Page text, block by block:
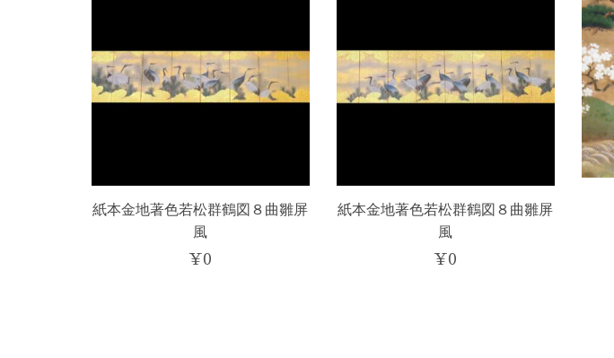
紙本金地著色若松群鶴図８曲雛屏
風
¥0
紙本金地著色若松群鶴図８曲雛屏
風
¥0